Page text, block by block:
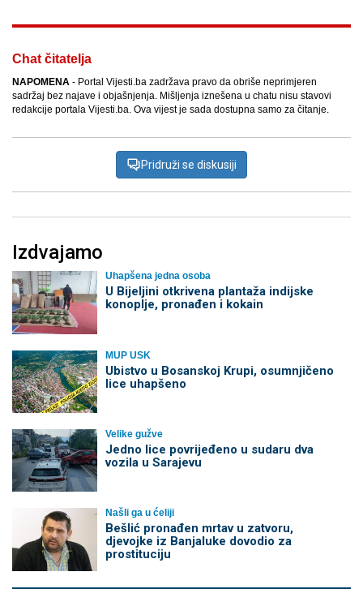
Chat čitatelja
NAPOMENA - Portal Vijesti.ba zadržava pravo da obriše neprimjeren
sadržaj bez najave i objašnjenja. Mišljenja iznešena u chatu nisu stavovi
redakcije portala Vijesti.ba. Ova vijest je sada dostupna samo za čitanje.
Pridruži se diskusiji
Izdvajamo
Uhapšena jedna osoba
​U Bijeljini otkrivena plantaža indijske
konoplje, pronađen i kokain
MUP USK
Ubistvo u Bosanskoj Krupi, osumnjičeno
lice uhapšeno
Velike gužve
Јedno lice povrijeđeno u sudaru dva
vozila u Sarajevu
Našli ga u ćeliji
Bešlić pronađen mrtav u zatvoru,
djevojke iz Banjaluke dovodio za
prostituciju